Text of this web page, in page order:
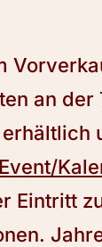
an
Eintritt